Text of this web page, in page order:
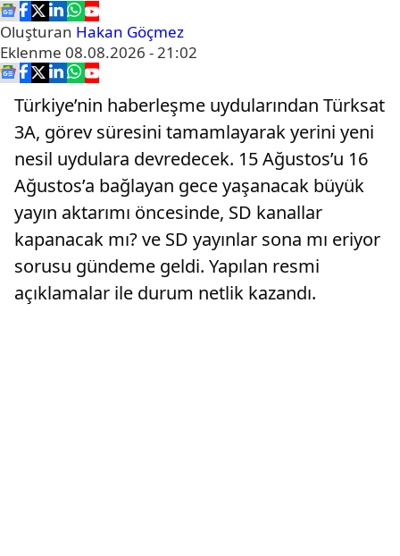
Oluşturan Hakan Göçmez
Eklenme 08.08.2026 - 21:02
Türkiye’nin haberleşme uydularından Türksat
3A, görev süresini tamamlayarak yerini yeni
nesil uydulara devredecek. 15 Ağustos’u 16
Ağustos’a bağlayan gece yaşanacak büyük
yayın aktarımı öncesinde, SD kanallar
kapanacak mı? ve SD yayınlar sona mı eriyor
sorusu gündeme geldi. Yapılan resmi
açıklamalar ile durum netlik kazandı.